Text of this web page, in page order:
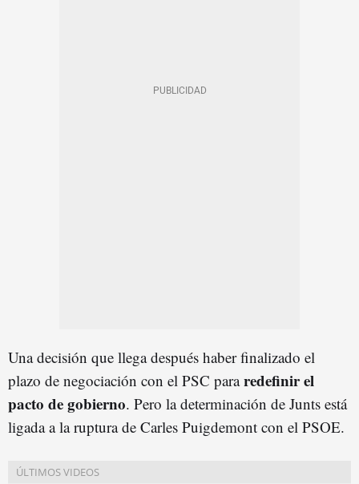
Una decisión que llega después haber finalizado el
plazo de negociación con el PSC pararedefinir el
pacto de gobierno. Pero la determinación de Junts está
ligada a la ruptura de Carles Puigdemont con el PSOE.